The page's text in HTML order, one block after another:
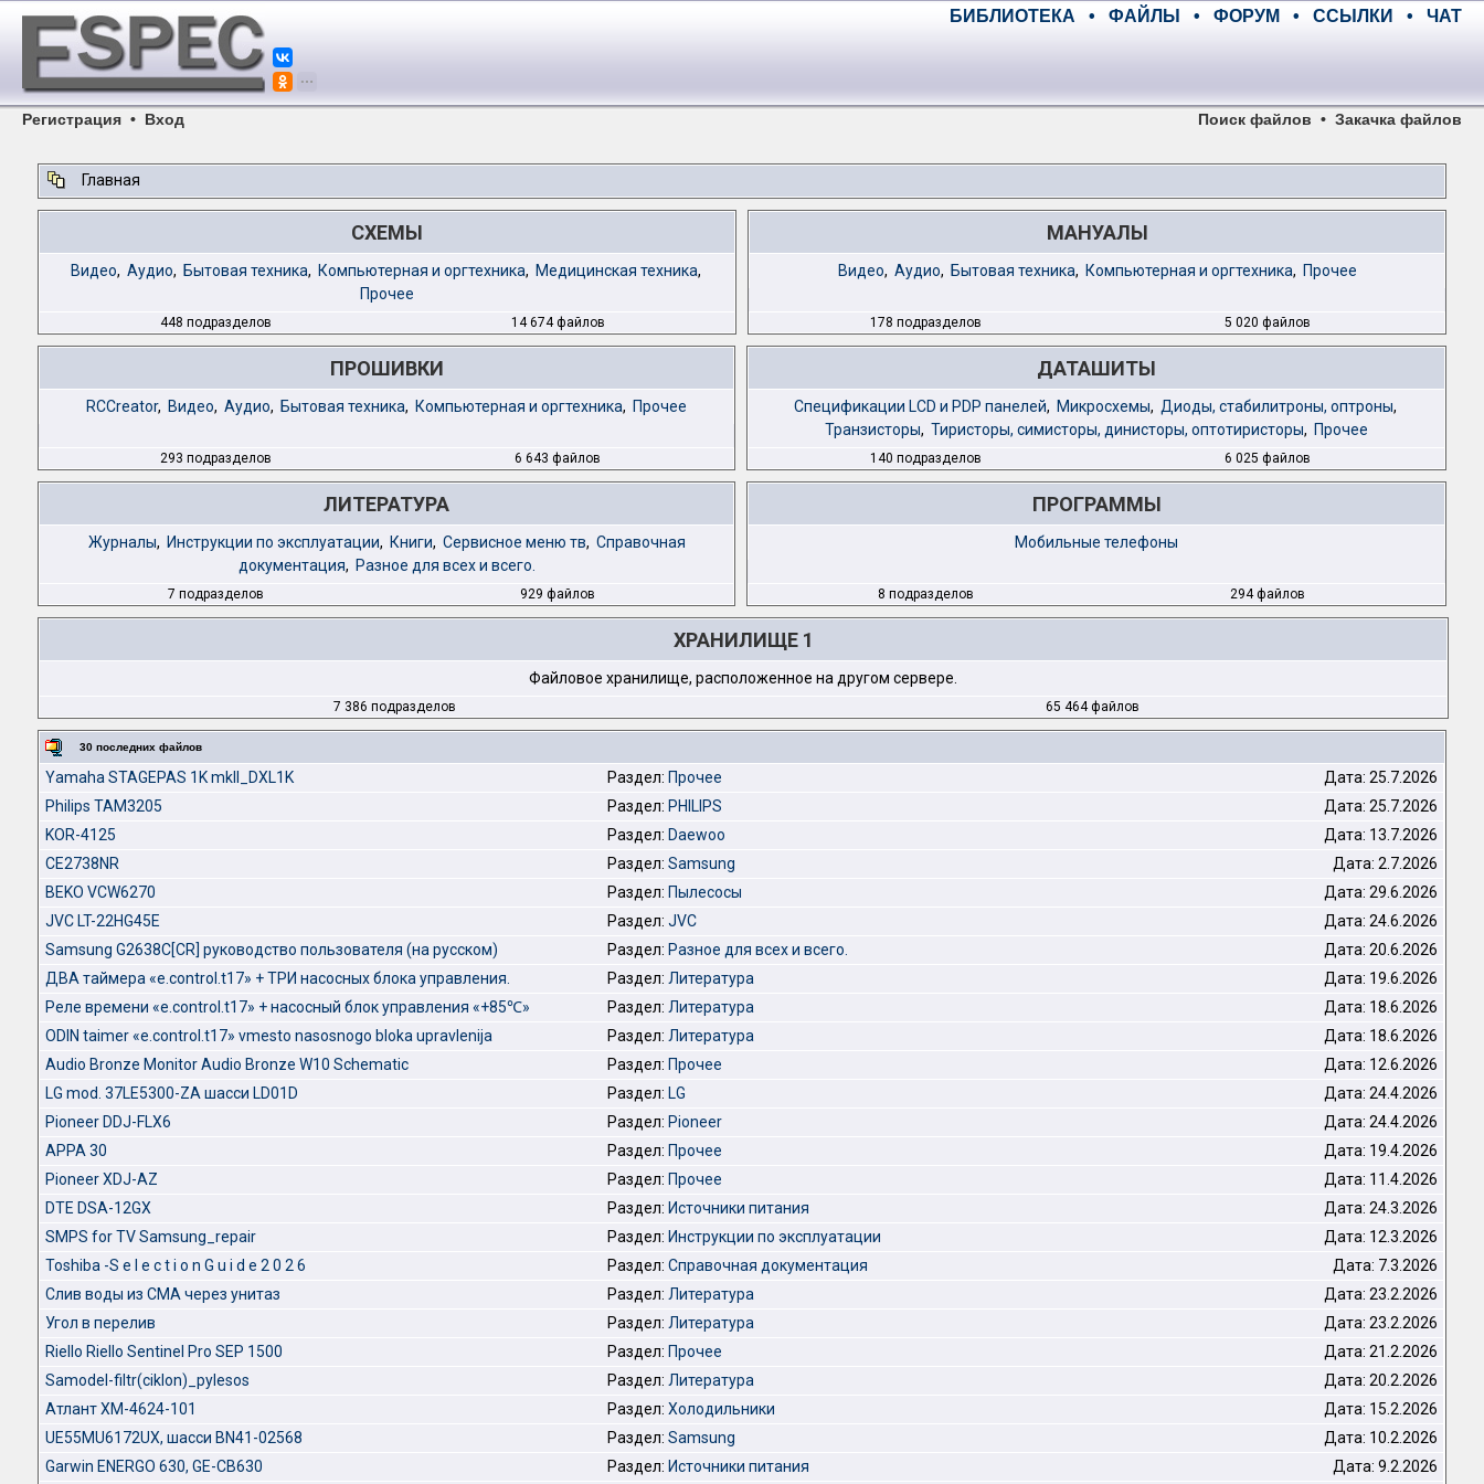
БИБЛИОТЕКА • ФАЙЛЫ • ФОРУМ • ССЫЛКИ • ЧАТ
Регистрация • Вход Поиск файлов • Закачка файлов
Главная
СХЕМЫ
Видео, Аудио, Бытовая техника, Компьютерная и оргтехника, Медицинская техника,
Прочее
448 подразделов 14 674 файлов
МАНУАЛЫ
Видео, Аудио, Бытовая техника, Компьютерная и оргтехника, Прочее
178 подразделов 5 020 файлов
ПРОШИВКИ
RCCreator, Видео, Аудио, Бытовая техника, Компьютерная и оргтехника, Прочее
293 подразделов 6 643 файлов
ДАТАШИТЫ
Спецификации LCD и PDP панелей, Микросхемы, Диоды, стабилитроны, оптроны,
Транзисторы, Тиристоры, симисторы, динисторы, оптотиристоры, Прочее
140 подразделов 6 025 файлов
ЛИТЕРАТУРА
Журналы, Инструкции по эксплуатации, Книги, Сервисное меню тв, Справочная
документация, Разное для всех и всего.
7 подразделов 929 файлов
ПРОГРАММЫ
Мобильные телефоны
8 подразделов 294 файлов
ХРАНИЛИЩЕ 1
Файловое хранилище, расположенное на другом сервере.
7 386 подразделов 65 464 файлов
30 последних файлов
Yamaha STAGEPAS 1K mkII_DXL1K Раздел: Прочее
Дата: 25.7.2026
Philips TAM3205
Раздел: PHILIPS
Дата: 25.7.2026
KOR-4125
Раздел: Daewoo
Дата: 13.7.2026
CE2738NR
Раздел: Samsung
Дата: 2.7.2026
BEKO VCW6270
Раздел: Пылесосы
Дата: 29.6.2026
JVC LT-22HG45E
Раздел: JVC
Дата: 24.6.2026
Samsung G2638C[CR] руководство пользователя (на русском)
Раздел: Разное для всех и всего.
Дата: 20.6.2026
ДВА таймера «e.control.t17» + ТРИ насосных блока управления.
Раздел: Литература
Дата: 19.6.2026
Реле времени «e.control.t17» + насосный блок управления «+85℃»
Раздел: Литература
Дата: 18.6.2026
ODIN taimer «e.control.t17» vmesto nasosnogo bloka upravlenija
Раздел: Литература
Дата: 18.6.2026
Audio Bronze Monitor Audio Bronze W10 Schematic
Раздел: Прочее
Дата: 12.6.2026
LG mod. 37LE5300-ZA шасси LD01D
Раздел: LG
Дата: 24.4.2026
Pioneer DDJ-FLX6
Раздел: Pioneer
Дата: 24.4.2026
APPA 30
Раздел: Прочее
Дата: 19.4.2026
Pioneer XDJ-AZ
Раздел: Прочее
Дата: 11.4.2026
DTE DSA-12GX
Раздел: Источники питания
Дата: 24.3.2026
SMPS for TV Samsung_repair
Раздел: Инструкции по эксплуатации
Дата: 12.3.2026
Toshiba -S e l e c t i o n G u i d e 2 0 2 6
Раздел: Справочная документация
Дата: 7.3.2026
Слив воды из СМА через унитаз
Раздел: Литература
Дата: 23.2.2026
Угол в перелив
Раздел: Литература
Дата: 23.2.2026
Riello Riello Sentinel Pro SEP 1500
Раздел: Прочее
Дата: 21.2.2026
Samodel-filtr(ciklon)_pylesos
Раздел: Литература
Дата: 20.2.2026
Атлант XM-4624-101
Раздел: Холодильники
Дата: 15.2.2026
UE55MU6172UX, шасси BN41-02568
Раздел: Samsung
Дата: 10.2.2026
Garwin ENERGO 630, GE-CB630
Раздел: Источники питания Дата: 9.2.2026